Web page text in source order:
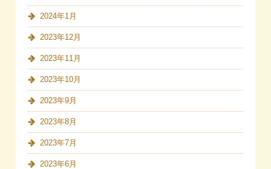
2024年1月
2023年12月
2023年11月
2023年10月
2023年9月
2023年8月
2023年7月
2023年6月